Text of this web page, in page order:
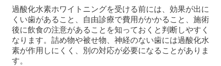
過酸化水素ホワイトニングを受ける前には、効果が出に
くい歯があること、自由診療で費用がかかること、施術
後に飲食の注意があることを知っておくと判断しやすく
なります。詰め物や被せ物、神経のない歯には過酸化水
素が作用しにくく、別の対応が必要になることがありま
す。